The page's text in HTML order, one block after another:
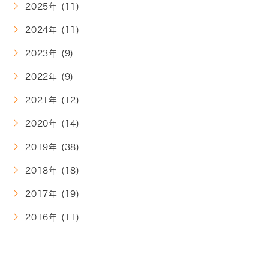
2025年 (11)
2024年 (11)
2023年 (9)
2022年 (9)
2021年 (12)
2020年 (14)
2019年 (38)
2018年 (18)
2017年 (19)
2016年 (11)